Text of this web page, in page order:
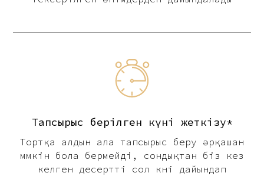
Тапсырыс берілген күні жеткізу*
Тортқа алдын ала тапсырыс беру әрқашан
мүмкін бола бермейді, сондықтан біз кез
келген десертті сол күні дайындап